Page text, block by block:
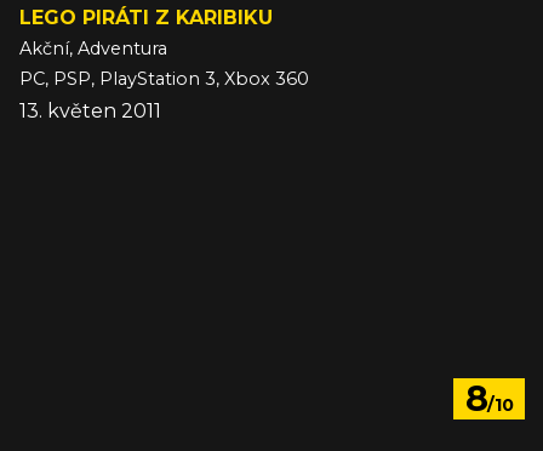
LEGO PIRÁTI Z KARIBIKU
Akční, Adventura
PC, PSP, PlayStation 3, Xbox 360
13. květen 2011
8/10